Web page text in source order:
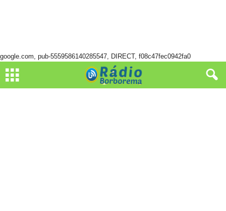
google.com, pub-5559586140285547, DIRECT, f08c47fec0942fa0